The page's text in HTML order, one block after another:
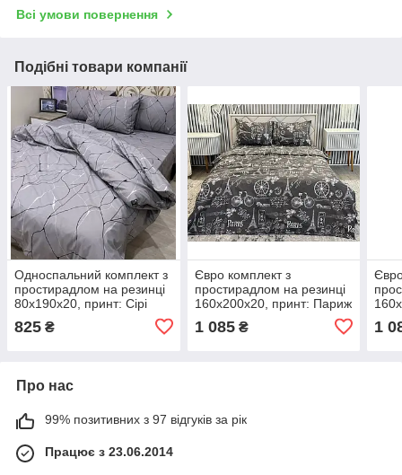
Всі умови повернення
Подібні товари компанії
Односпальний комплект з
простирадлом на резинці
80х190х20, принт: Сірі
825 ₴
Євро комплект з
простирадлом на резинці
160х200х20, принт: Париж
1 085₴ 1
Про нас
99% позитивних з 97 відгуків за рік
Працює з 23.06.2014